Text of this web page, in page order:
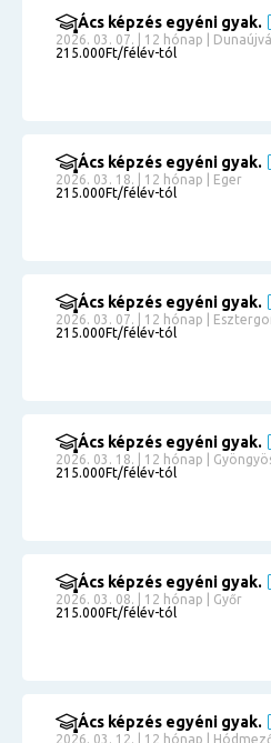
Ács képzés egyéni gyak.
2026. 03. 07. | 12 hónap |
215.000Ft/félév-tól
Ács képzés egyéni gyak.
2026. 03. 18. | 12 hónap | Eger
215.000Ft/félév-tól
Ács képzés egyéni gyak.
2026. 03. 07. | 12 hónap |
215.000Ft/félév-tól
Ács képzés egyéni gyak.
2026. 03. 18. | 12 hónap |
215.000Ft/félév-tól
Ács képzés egyéni gyak.
2026. 03. 08. | 12 hónap | Győr
215.000Ft/félév-tól
Ács képzés egyéni gyak.
2026. 03. 12. | 12 hónap |